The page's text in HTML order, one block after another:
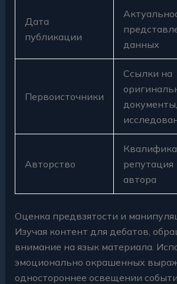
Дата
публикации
данных
Первоисточники
Ссылки на
документы,
Авторство
репутация
автора
Оценка предвзятости и
Изучая контент для дебатов,
внимание на язык материала.
эмоционально окрашенных
одностороннее освещении